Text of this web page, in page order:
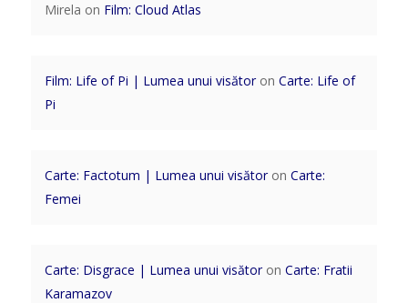
Mirela on Film: Cloud Atlas
Film: Life of Pi | Lumea unui visătoron Carte: Life of
Pi
Carte: Factotum | Lumea unui visătoron Carte:
Femei
Carte: Disgrace | Lumea unui visătoron Carte: Fratii
Karamazov